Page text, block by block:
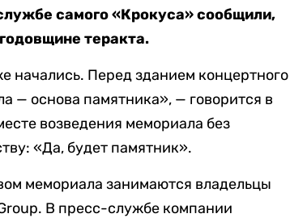
самого «Крокуса» сообщили,
теракта.
начались. Перед зданием концертного
— основа памятника», — говорится в
возведения мемориала без
«Да, будет памятник».
мемориала занимаются владельцы
В пресс-службе компании